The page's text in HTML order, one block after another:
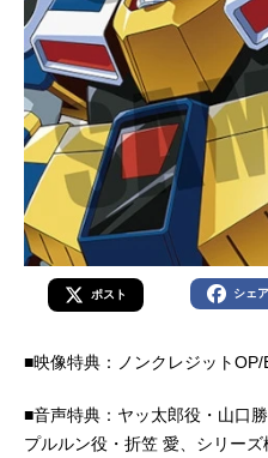
ポスト シェア
■映像特典：ノンクレジットOP/
■音声特典：ヤッ太郎役・山口
プルルン役・折笠 愛、シリー